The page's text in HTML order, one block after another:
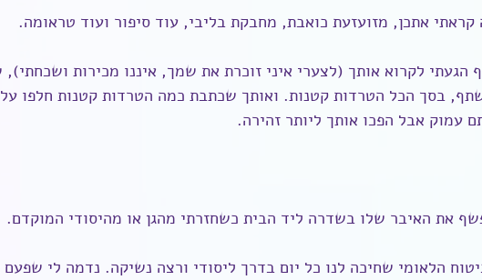
קראתי אתכן, מזועזעת כואבת, מחבקת בליבי, עוד סיפור ועוד טראומה.
הגעתי לקרוא אותך (לצערי איני זוכרת את שמך, איננו מכירות
בסך הכל הטרדות קטנות. ואותך שכתבת כמה הטרדות קטנות חלפו
עמוק אבל הפכו אותך ליותר זהירה.
את האיבר שלו בשדרה ליד הבית כשחזרתי מהגן או מהיסודי המוקדם.
הלאומי שחיכה לנו כל יום בדרך ליסודי ורצה נשיקה. נדמה לי שפעם